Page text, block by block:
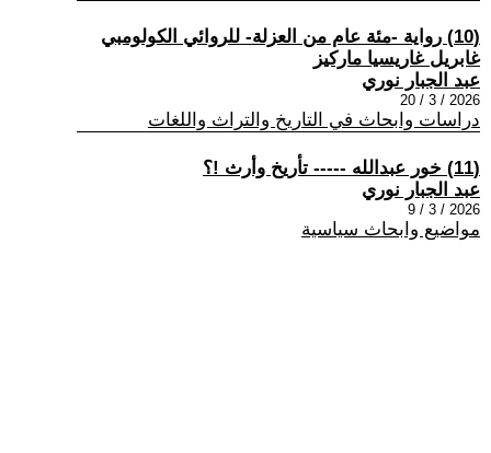
(10) رواية -مئة عام من العزلة- للروائي الكولومبي
غابريل غاريسيا ماركيز
عبد الجبار نوري
2026 / 3 / 20
دراسات وابحاث في التاريخ والتراث واللغات
(11) خور عبدالله ----- تأريخ وأرث !؟
عبد الجبار نوري
2026 / 3 / 9
مواضيع وابحاث سياسية